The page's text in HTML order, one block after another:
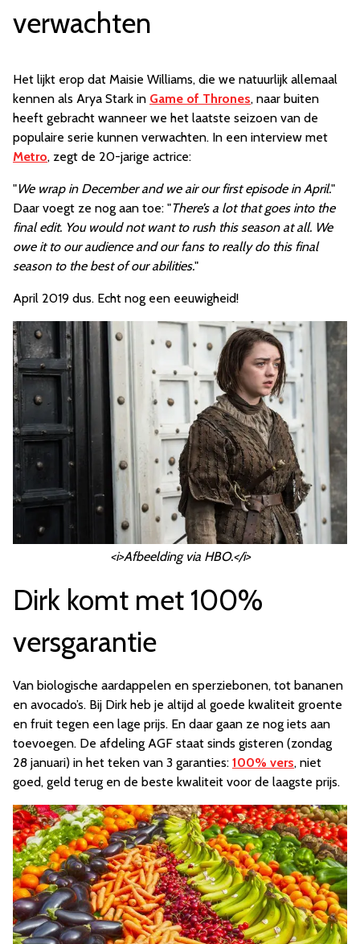
verwachten
Het lijkt erop dat Maisie Williams, die we natuurlijk allemaal
kennen als Arya Stark in Game of Thrones, naar buiten
heeft gebracht wanneer we het laatste seizoen van de
populaire serie kunnen verwachten. In een interview met
Metro, zegt de 20-jarige actrice:
"We wrap in December and we air our first episode in April."
Daar voegt ze nog aan toe: "There’s a lot that goes into the
final edit. You would not want to rush this season at all. We
owe it to our audience and our fans to really do this final
season to the best of our abilities."
April 2019 dus. Echt nog een eeuwigheid!
<i>Afbeelding via HBO.</i>
Dirk komt met 100%
versgarantie
Van biologische aardappelen en sperziebonen, tot bananen
en avocado’s. Bij Dirk heb je altijd al goede kwaliteit groente
en fruit tegen een lage prijs. En daar gaan ze nog iets aan
toevoegen. De afdeling AGF staat sinds gisteren (zondag
28 januari) in het teken van 3 garanties: 100% vers, niet
goed, geld terug en de beste kwaliteit voor de laagste prijs.